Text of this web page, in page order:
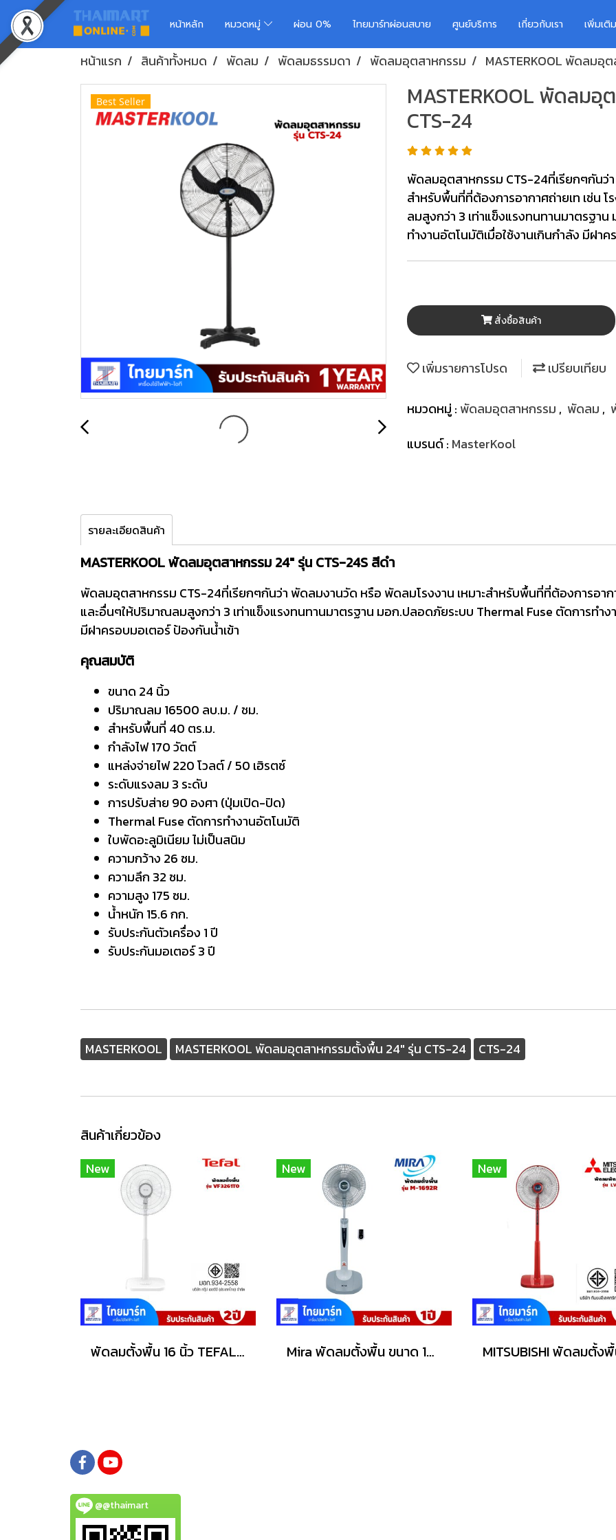
หน้าหลัก หมวดหมู่ ผ่อน 0% ไทยมาร์ทผ่อนสบาย ศูนย์บริการ เกี่ยวกับเรา เพิ่มเ
หน้าแรก สินค้าทั้งหมด พัดลม พัดลมธรรมดา พัดลมอุตสาหกรรม MASTERKOOL พัดลมอุ
Best Seller
MASTERKOOL พัดลม
CTS-24
พัดลมอุตสาหกรรม CTS-24ที่เรียกๆกันว่
สำหรับพื้นที่ที่ต้องการอากาศถ่ายเท เช่น
ลมสูงกว่า 3 เท่าแข็งแรงทนทานมาตรฐา
ทำงานอัตโนมัติเมื่อใช้งานเกินกำลัง มีฝา
สั่งซื้อสินค้า
เพิ่มรายการโปรด เปรียบเทียบ
หมวดหมู่ : พัดลมอุตสาหกรรม , พัดลม ,
แบรนด์ : MasterKool
รายละเอียดสินค้า
MASTERKOOL พัดลมอุตสาหกรรม 24" รุ่น CTS-24S สีดำ
พัดลมอุตสาหกรรม CTS-24ที่เรียกๆกันว่า พัดลมงานวัด หรือ พัดลมโรงงาน เหมาะสำหรับพื้นที่ที่ต้องการอาก
และอื่นๆให้ปริมาณลมสูงกว่า 3 เท่าแข็งแรงทนทานมาตรฐาน มอก.ปลอดภัยระบบ Thermal Fuse ตัดการทำง
มีฝาครอบมอเตอร์ ป้องกันน้ำเข้า
คุณสมบัติ
ขนาด 24 นิ้ว
ปริมาณลม 16500 ลบ.ม. / ชม.
สำหรับพื้นที่ 40 ตร.ม.
กำลังไฟ 170 วัตต์
แหล่งจ่ายไฟ 220 โวลต์ / 50 เฮิรตซ์
ระดับแรงลม 3 ระดับ
การปรับส่าย 90 องศา (ปุ่มเปิด-ปิด)
Thermal Fuse ตัดการทำงานอัตโนมัติ
ใบพัดอะลูมิเนียม ไม่เป็นสนิม
ความกว้าง 26 ซม.
ความลึก 32 ซม.
ความสูง 175 ซม.
น้ำหนัก 15.6 กก.
รับประกันตัวเครื่อง 1 ปี
รับประกันมอเตอร์ 3 ปี
MASTERKOOL MASTERKOOL พัดลมอุตสาหกรรมตั้งพื้น 24" รุ่น CTS-24 CTS-24
สินค้าเกี่ยวข้อง
New
พัดลมตั้งพื้น 16 นิ้ว TEFAL รุ่น VF3261T0
New
Mira พัดลมตั้งพื้น ขนาด 16 นิ้ว รุ่น M-1692R
New
@@thaimart